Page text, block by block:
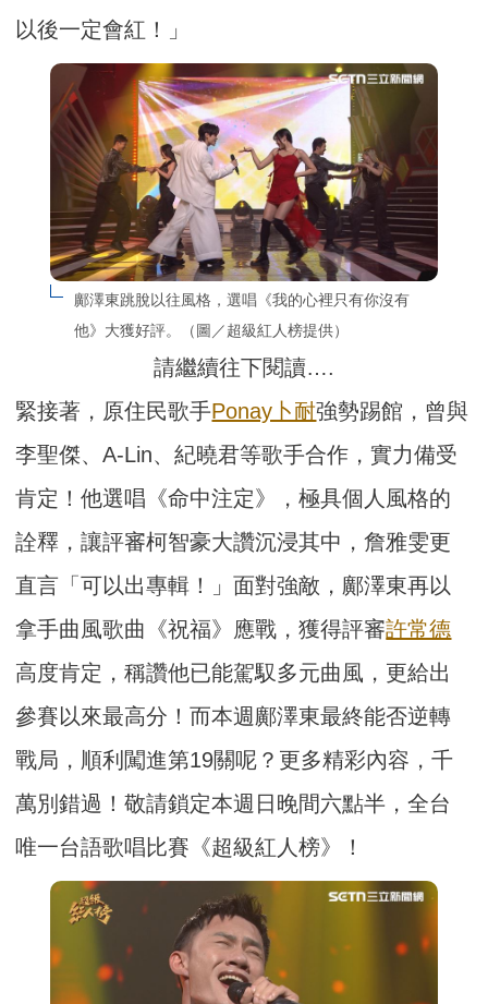
以後一定會紅！」
鄺澤東跳脫以往風格，選唱《我的心裡只有你沒有
他》大獲好評。（圖／超級紅人榜提供）
請繼續往下閱讀….
緊接著，原住民歌手Ponay卜耐強勢踢館，曾與
李聖傑、A-Lin、紀曉君等歌手合作，實力備受
肯定！他選唱《命中注定》，極具個人風格的
詮釋，讓評審柯智豪大讚沉浸其中，詹雅雯更
直言「可以出專輯！」面對強敵，鄺澤東再以
拿手曲風歌曲《祝福》應戰，獲得評審許常德
高度肯定，稱讚他已能駕馭多元曲風，更給出
參賽以來最高分！而本週鄺澤東最終能否逆轉
戰局，順利闖進第19關呢？更多精彩內容，千
萬別錯過！敬請鎖定本週日晚間六點半，全台
唯一台語歌唱比賽《超級紅人榜》！